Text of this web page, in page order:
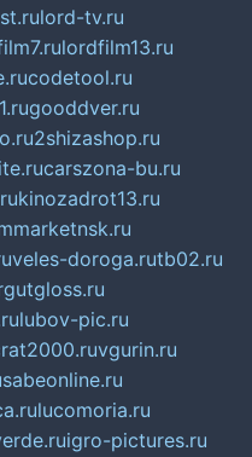
lord-tv.ru
lordfilm13.ru
codetool.ru
gooddver.ru
2shizashop.ru
carszona-bu.ru
kinozadrot13.ru
veles-doroga.rutb02.ru
lubov-pic.ru
vgurin.ru
sabeonline.ru
lucomoria.ru
igro-pictures.ru